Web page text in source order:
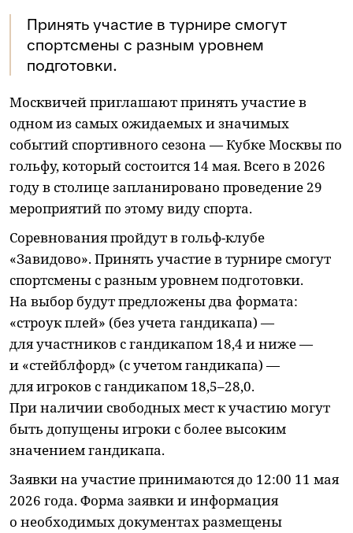
Принять участие в турнире смогут
спортсмены с разным уровнем
подготовки.
Москвичей приглашают принять участие в
одном из самых ожидаемых и значимых
событий спортивного сезона — Кубке Москвы по
гольфу, который состоится 14 мая. Всего в 2026
году в столице запланировано проведение 29
мероприятий по этому виду спорта.
Соревнования пройдут в гольф-клубе
«Завидово». Принять участие в турнире смогут
спортсмены с разным уровнем подготовки.
На выбор будут предложены два формата:
«строук плей» (без учета гандикапа) —
для участников с гандикапом 18,4 и ниже —
и «стейблфорд» (с учетом гандикапа) —
для игроков с гандикапом 18,5–28,0.
При наличии свободных мест к участию могут
быть допущены игроки с более высоким
значением гандикапа.
Заявки на участие принимаются до 12:00 11 мая
2026 года. Форма заявки и информация
о необходимых документах размещены